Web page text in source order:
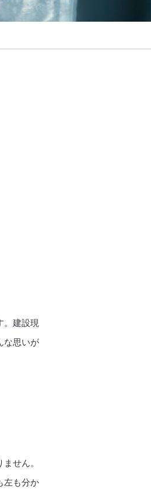
。建設現
な思いが
せん。
左も分か